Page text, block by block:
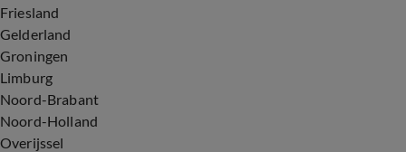
Friesland
Gelderland
Groningen
Limburg
Noord-Brabant
Noord-Holland
Overijssel